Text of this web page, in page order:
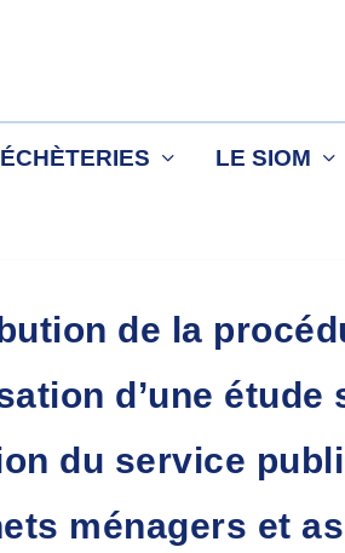
LE SIOM
de la
d’une étude
du service
ménagers et